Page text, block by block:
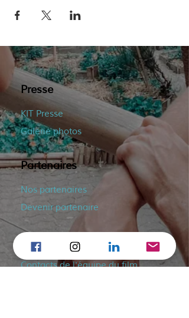
Presse
KIT Presse
Galerie photos
Partenaires
Nos partenaires
Devenir partenaire
Contact
Contacts de l'équipe du film